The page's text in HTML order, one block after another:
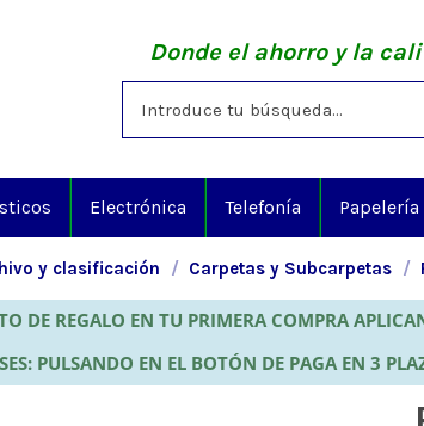
Donde el ahorro y la
Electrónica Telefonía
y clasificación Carpetas y Subcarpetas
DE REGALO EN TU PRIMERA COMPRA
PULSANDO EN EL BOTÓN DE PAGA EN 3